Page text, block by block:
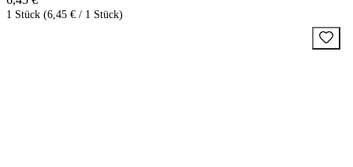
1 Stück (6,45 € / 1 Stück)